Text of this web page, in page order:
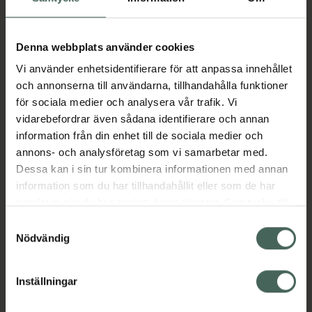
Denna webbplats använder cookies
Vi använder enhetsidentifierare för att anpassa innehållet
och annonserna till användarna, tillhandahålla funktioner
för sociala medier och analysera vår trafik. Vi
vidarebefordrar även sådana identifierare och annan
information från din enhet till de sociala medier och
annons- och analysföretag som vi samarbetar med.
Dessa kan i sin tur kombinera informationen med annan
information som du har tillhandahållit eller som de har
återkalla ditt samtycke via webbplatsens
cookieinställningar. Ett återkallat samtycke påverkar inte
lagligheten av behandling som skett innan återkallelsen.
Nödvändig
Inställningar
Fler produkter från Utgått
Aktuella erbjudanden
Beskrivning
Jämförpris 60,19 kr/st
EAN:05035706055899